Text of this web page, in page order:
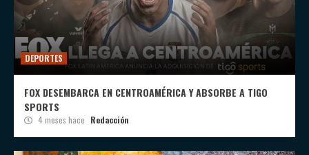
DEPORTES
FOX DESEMBARCA EN CENTROAMÉRICA Y ABSORBE A TIGO
SPORTS
4 meses hace Redacción